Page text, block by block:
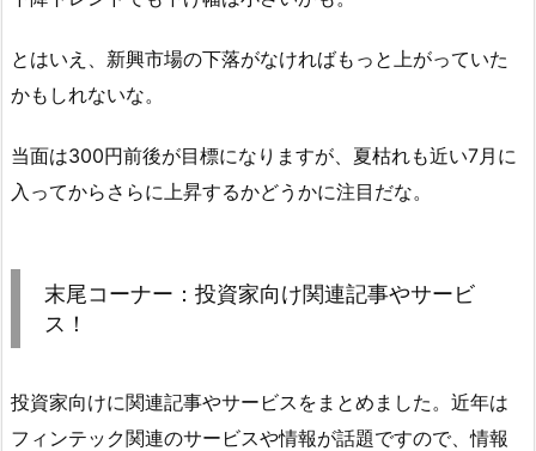
とはいえ、新興市場の下落がなければもっと上がっていた
かもしれないな。
当面は300円前後が目標になりますが、夏枯れも近い7月に
入ってからさらに上昇するかどうかに注目だな。
末尾コーナー：投資家向け関連記事やサービ
ス！
投資家向けに関連記事やサービスをまとめました。近年は
フィンテック関連のサービスや情報が話題ですので、情報